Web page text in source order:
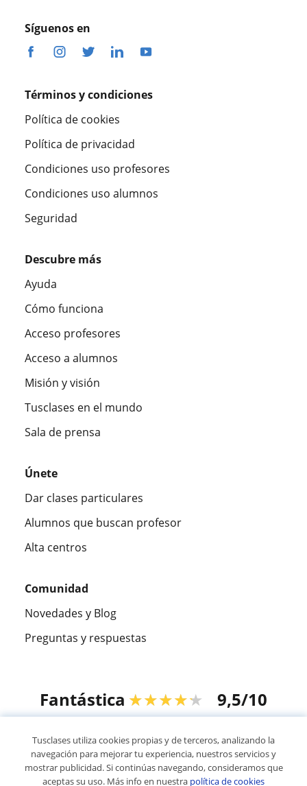
Síguenos en
Términos y condiciones
Política de cookies
Política de privacidad
Condiciones uso profesores
Condiciones uso alumnos
Seguridad
Descubre más
Ayuda
Cómo funciona
Acceso profesores
Acceso a alumnos
Misión y visión
Tusclases en el mundo
Sala de prensa
Únete
Dar clases particulares
Alumnos que buscan profesor
Alta centros
Comunidad
Novedades y Blog
Preguntas y respuestas
Fantástica ★★★★★ 9,5/10
© 2007 - 2026 Tusclases.co
Tusclases utiliza cookies propias y de terceros, analizando la
navegación para mejorar tu experiencia, nuestros servicios y
mostrar publicidad. Si continúas navegando, consideramos que
aceptas su uso. Más info en nuestra política de cookies